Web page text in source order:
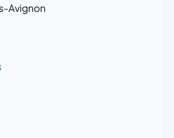
Avignon